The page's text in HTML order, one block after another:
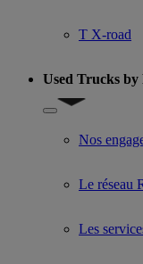
T X-road
Used Trucks
Show submenu
Nos
Le réseau
Les